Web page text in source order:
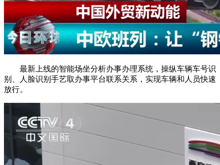
最新上线的智能场坐分析办事办理系统，操纵车辆车号识
别、人脸识别手艺取办事平台联系关系，实现车辆和人员快速
放行。